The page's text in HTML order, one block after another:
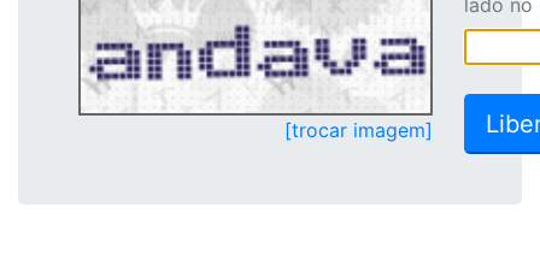
[trocar imagem]
lado no